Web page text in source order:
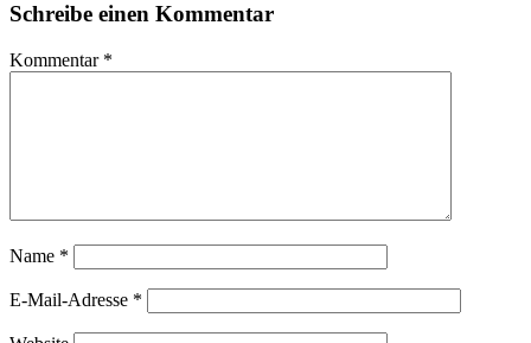
Schreibe einen Kommentar
Kommentar *
Name *
E-Mail-Adresse *